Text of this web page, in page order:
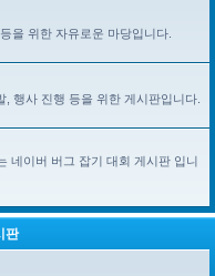
을 위한 자유로운 마당입니다.
행사 진행 등을 위한 게시판입니다.
네이버 버그 잡기 대회 게시판 입니
판